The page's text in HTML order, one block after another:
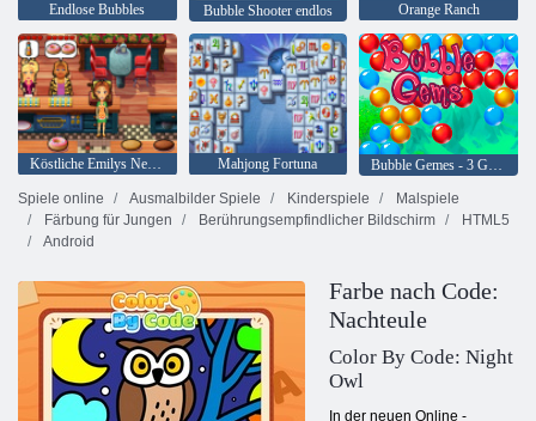
Endlose Bubbles Bubble Shooter endlos Orange Ranch
Köstliche Emilys New Beginning Mahjong Fortuna
Bubble Gemes - 3 Gewinnt
Spiele online
Ausmalbilder Spiele Kinderspiele
Malspiele
Färbung für Jungen
Berührungsempfindlicher Bildschirm
HTML5
Android
Farbe nach Code:
Nachteule
Color By Code: Night
Owl
In der neuen Online -